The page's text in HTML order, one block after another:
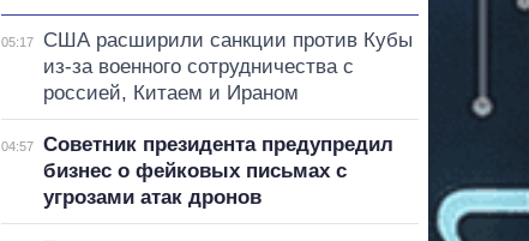
05:17
США расширили санкции против Кубы
из-за военного сотрудничества с
россией, Китаем и Ираном
04:57
Советник президента предупредил
бизнес о фейковых письмах с
угрозами атак дронов